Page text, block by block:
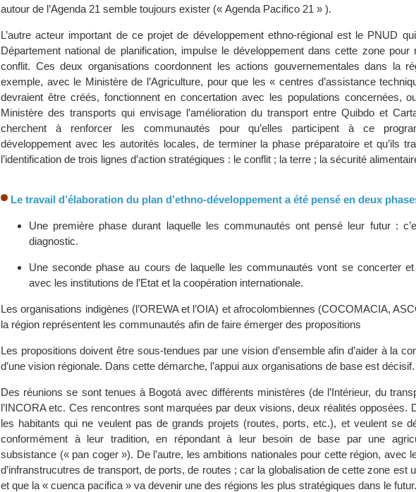
autour de l’Agenda 21 semble toujours exister (« Agenda Pacifico 21 » ).
L’autre acteur important de ce projet de développement ethno-régional est le PNUD
Département national de planification, impulse le développement dans cette zone pour
conflit. Ces deux organisations coordonnent les actions gouvernementales dans la
exemple, avec le Ministère de l’Agriculture, pour que les « centres d’assistance
devraient être créés, fonctionnent en concertation avec les populations concernées,
Ministère des transports qui envisage l’amélioration du transport entre Quibdo et
cherchent à renforcer les communautés pour qu’elles participent à ce
développement avec les autorités locales, de terminer la phase préparatoire et qu’ils
l’identification de trois lignes d’action stratégiques : le conflit ; la terre ; la sécurité
Le travail d’élaboration du plan d’ethno-développement a été pensé en deux
Une première phase durant laquelle les communautés ont pensé leur futur :
diagnostic.
Une seconde phase au cours de laquelle les communautés vont se concerter et
avec les institutions de l’Etat et la coopération internationale.
Les organisations indigènes (l’OREWA et l’OIA) et afrocolombiennes (COCOMACIA,
la région représentent les communautés afin de faire émerger des propositions
Les propositions doivent être sous-tendues par une vision d’ensemble afin d’aider à la
d’une vision régionale. Dans cette démarche, l’appui aux organisations de base est décisif.
Des réunions se sont tenues à Bogotá avec différents ministères (de l’Intérieur, du
l’INCORA etc. Ces rencontres sont marquées par deux visions, deux réalités opposées.
les habitants qui ne veulent pas de grands projets (routes, ports, etc.), et veulent se
conformément à leur tradition, en répondant à leur besoin de base par une
subsistance (« pan coger »). De l’autre, les ambitions nationales pour cette région, avec
d’infranstrucutres de transport, de ports, de routes ; car la globalisation de cette zone est
et que la « cuenca pacifica » va devenir une des régions les plus stratégiques dans le futur.